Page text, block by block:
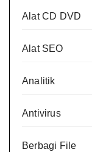
Alat CD DVD
Alat SEO
Analitik
Antivirus
Berbagi File